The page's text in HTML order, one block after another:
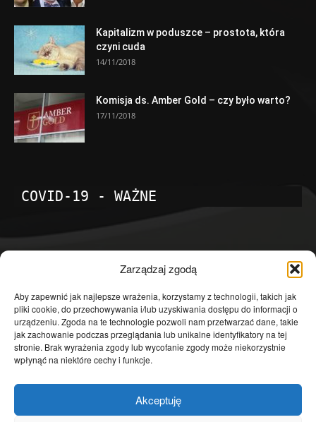
Zarządzaj zgodą
Aby zapewnić jak najlepsze wrażenia, korzystamy z technologii, takich jak
pliki cookie, do przechowywania i/lub uzyskiwania dostępu do informacji o
urządzeniu. Zgoda na te technologie pozwoli nam przetwarzać dane, takie
jak zachowanie podczas przeglądania lub unikalne identyfikatory na tej
stronie. Brak wyrażenia zgody lub wycofanie zgody może niekorzystnie
wpłynąć na niektóre cechy i funkcje.
Akceptuję
Kapitalizm w poduszce – prostota, która
czyni cuda
14/11/2018
Komisja ds. Amber Gold – czy było warto?
17/11/2018
COVID-19 - WAŻNE
Temat dnia
4601
Publicystyka
4363
Polityka
3639
Polska
Społeczeństwo
2823